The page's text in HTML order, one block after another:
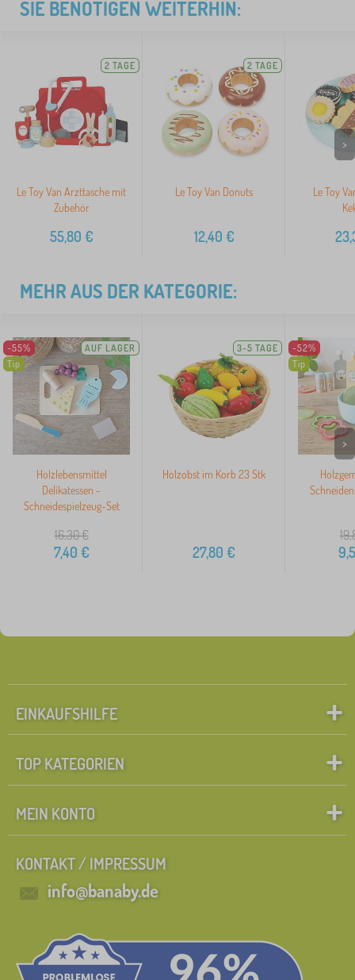
SIE BENÖTIGEN WEITERHIN:
2 TAGE
Le Toy Van Arzttasche mit
Zubehör
55,80 €
2 TAGE
Le Toy Van Donuts
12,40 €
Le Toy
>
MEHR AUS DER KATEGORIE:
-55%
Tip
AUF LAGER
Holzlebensmittel
Delikatessen -
Schneidespielzeug-Set
16,30€
7,40 €
3-5 TAGE
Holzobst im Korb 23 Stk
27,80 €
-52%
Tip
>
EINKAUFSHILFE
TOP KATEGORIEN
MEIN KONTO
KONTAKT / IMPRESSUM
info@banaby.de